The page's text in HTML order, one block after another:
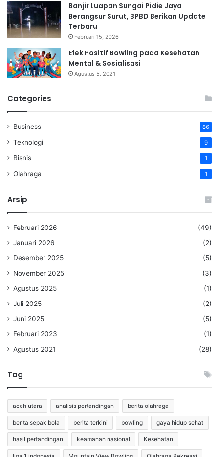
Banjir Luapan Sungai Pidie Jaya
Berangsur Surut, BPBD Berikan Update
Terbaru
Februari 15, 2026
Efek Positif Bowling pada Kesehatan
Mental & Sosialisasi
Agustus 5, 2021
Categories
Business 86
Teknologi 9
Bisnis 1
Olahraga 1
Arsip
Februari 2026
(49)
Januari 2026
(2)
Desember 2025
(5)
November 2025
(3)
Agustus 2025
(1)
Juli 2025
(2)
Juni 2025
(5)
Februari 2023
(1)
Agustus 2021
(28)
Tag
aceh utara analisis pertandingan berita olahraga
berita sepak bola berita terkini bowling gaya hidup sehat
hasil pertandingan keamanan nasional Kesehatan